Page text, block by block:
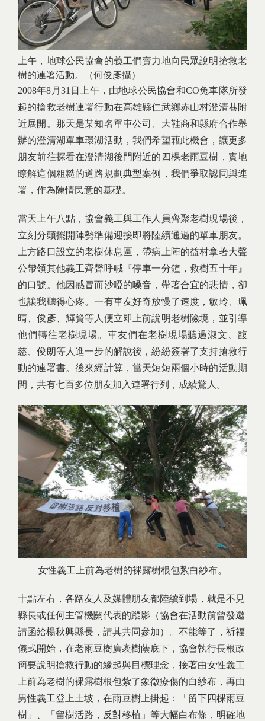
上午，地球公民協會的義工們賣力地向民眾說明搶救老
樹的連署活動。（何俊彥攝）
2008年8月31日上午，由地球公民協會和CO兔車隊所發
起的搶救老樹連署行動在高雄縣仁武鄉赤山村澄清巷附
近展開。那天是某知名單車公司、大鞋商和縣府合作舉
辦的澄清湖單車環湖活動，我們希望藉此機會，讓更多
朋友前往探看在澄清湖後門附近的四棵老雨豆樹，實地
瞭解這個粗糙的道路規劃典型案例，我們爭取認同與連
署，作為陳情民意的基礎。
當天上午八點，協會義工與工作人員齊聚老樹現場後，
立刻分頭擺開陣勢準備迎接即將陸續通過的單車朋友。
上方路口設立的老樹休息區，帶病上陣的益村拿著大聲
公帶領其他義工齊聲呼喊『停車一分鐘，救樹五十年』
的口號。他因感冒而沙啞的嗓音，帶著合宜的悲情，卻
也讓我聽得心疼。一有車友好奇放慢了速度，敏玲、珮
晴、俊彥、輝賢等人便立即上前說明老樹險境，並引導
他們轉往老樹現場。車友們在老樹現場聽過淑文、馥
慈、俊朗等人進一步的解說後，紛紛簽署了支持搶救行
動的連署書。後來經計算，當天短短兩個小時的活動期
間，共有七百多位朋友加入連署行列，成績驚人。
女性義工上前為老樹的裸露樹根包紮白紗布。
十點左右，各路友人及媒體朋友都陸續到場，就是不見
縣長或任何主管機關代表的蹤影（協會在活動前曾發邀
請函給楊秋興縣長，請其共同參加）。不能等了，祈福
儀式開始，在老雨豆樹廣袤樹蔭底下，協會執行長根政
簡要說明搶救行動的緣起與目標理念，接著由女性義工
上前為老樹的裸露樹根包紮了象徵療傷的白紗布，再由
男性義工登上土坡，在雨豆樹上掛起：「留下四棵雨豆
樹」、「留樹活路，反對移植」等大幅白布條，明確地